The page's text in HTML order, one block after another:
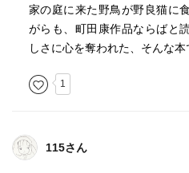
家の庭に来た野鳥が野良猫に
がらも、町田康作品ならばと
しさに心を奪われた、そんな本
1
115さん